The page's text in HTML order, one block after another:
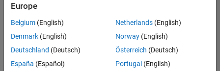
sélectionnées
Les
descriptions
poste
Europe
Belgium (English)
Denmark (English)
Deutschland (Deutsch)
España (Español)
Netherlands(English)
Norway(English)
Österreich (Deutsch)
Portugal (English)